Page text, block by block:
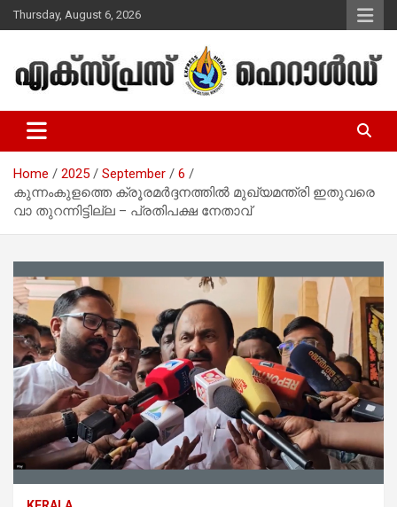
Skip
to
Thursday, August 6, 2026
Express Herald – Malayalam
Christian News
Home 2025 September
6
കുന്നംകുളത്തെ ക്രൂരമര്‍ദ്ദനത്തില്‍ മുഖ്യമന്ത്രി ഇതുവരെ
വാ തുറന്നിട്ടില്ല – പ്രതിപക്ഷ നേതാവ്